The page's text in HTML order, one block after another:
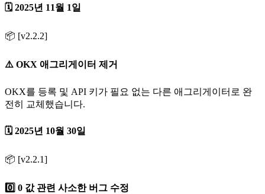
🗓️ 2025년 11월 1일
📦 [v2.2.2]
⚠️ OKX 애그리게이터 제거
OKX를 등록 및 API 키가 필요 없는 다른 애그리게이터로 완
전히 교체했습니다.
🗓️ 2025년 10월 30일
📦 [v2.2.1]
0️⃣ 0 값 관련 사소한 버그 수정